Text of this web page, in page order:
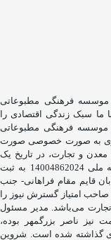
موسسه فرهنگی مطبوعاتی
سبک زندگی اقتصادی را
فرهنگی مطبوعاتی
به صورت خصوصی صورت
و تجارت، در تاریخ یک
اردیبهشت سال 1394 به شماره ثبت 35854 و شناسه ملی 14004862024 به ثبت
قایم مقام فراهانی- جنب
پلاک 26 واقع شده است. صاحب امتیاز گسترش نیوز را
می‌باشد. مدیر مسئول
نیز ناصر بزرگمهر بوده،
گذاشته شده است. شروین